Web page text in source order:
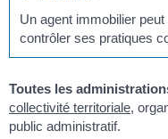
Un agent immobilier
contrôler ses pratiques
Toutes les
collectivité territoriale,
public administratif.